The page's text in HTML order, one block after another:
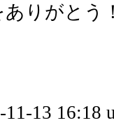
ありがとう
11-13 16:18